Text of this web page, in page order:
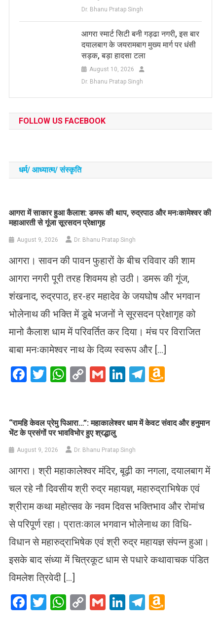
Dr. Bhanu Pratap Singh
आगरा स्मार्ट सिटी बनी गड्ढा नगरी, इस बार
दयालबाग के जयरामबाग मुख्य मार्ग पर धंसी
सड़क, बड़ा हादसा टला
August 10, 2026
Dr. Bhanu Pratap Singh
FOLLOW US FACEBOOK
धर्म/ आध्‍यात्‍म/ संस्‍कृति
आगरा में साकार हुआ कैलाश: डमरू की थाप, रुद्रपाठ और मनःकामेश्वर की
महाआरती से गूंजा सूरसदन प्रेक्षागृह
August 9, 2026 Dr. Bhanu Pratap Singh
आगरा। सावन की पावन फुहारों के बीच रविवार की शाम
आगरा नगरी पूरी तरह शिवमय हो उठी। डमरू की गूंज,
शंखनाद, रुद्रपाठ, हर-हर महादेव के जयघोष और भगवान
भोलेनाथ की भक्ति में डूबे भजनों ने सूरसदन प्रेक्षागृह को
मानो कैलाश धाम में परिवर्तित कर दिया। मंच पर विराजित
बाबा मनःकामेश्वर नाथ के दिव्य स्वरूप और […]
Facebook
Twitter
WhatsApp
CopyGmailLinkedIn
Telegram
​“रामहि केवल प्रेमु पिआरा…”: महाकालेश्वर धाम में केवट संवाद और हनुमान
भेंट के प्रसंगों पर भावविभोर हुए श्रद्धालु
August 9, 2026 Dr. Bhanu Pratap Singh
आगरा। श्री महाकालेश्वर मंदिर, बूढ़ी का नगला, दयालबाग में
चल रहे नौ दिवसीय श्री रुद्र महायज्ञ, महारुद्राभिषेक एवं
श्रीराम कथा महोत्सव के नवम दिवस भक्तिभाव और रोमांच
से परिपूर्ण रहा। प्रातःकाल भगवान भोलेनाथ का विधि-
विधान से महारुद्राभिषेक एवं श्री रुद्र महायज्ञ संपन्न हुआ।
इसके बाद संध्या में चित्रकूट धाम से पधारे कथावाचक पंडित
विमलेश त्रिवेदी […]
Facebook
Twitter
WhatsApp
CopyGmailLinkedIn
Telegram